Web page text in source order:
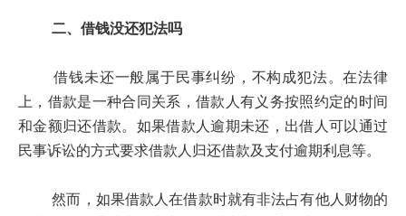
二、借钱没还犯法吗
借钱未还一般属于民事纠纷，不构成犯法。在法律
上，借款是一种合同关系，借款人有义务按照约定的时间
和金额归还借款。如果借款人逾期未还，出借人可以通过
民事诉讼的方式要求借款人归还借款及支付逾期利息等。
然而，如果借款人在借款时就有非法占有他人财物的